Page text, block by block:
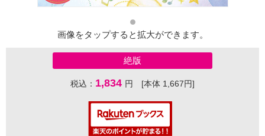
画像をタップすると拡大ができます。
絶版
税込： 1,834 円 [本体 1,667円]